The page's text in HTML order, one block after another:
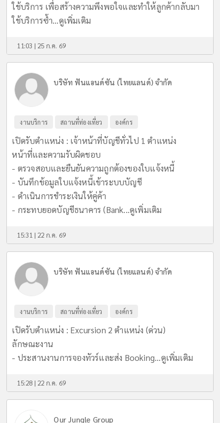
ใช้บริการ เพื่อสร้างความพึงพอใจและทำให้ลูกค้ากลับมา
ใช้บริการซ้ำ...ดูเพิ่มเติม
11:03 | 25 ก.ค. 69
บริษัท ฟันแอนด์ซัน (ไทยแลนด์) จำกัด
งานบริการ สถานที่ท่องเที่ยว องค์กร
เปิดรับตำแหน่ง : เจ้าหน้าที่บัญชีทั่วไป 1 ตำแหน่ง
หน้าที่และความรับผิดชอบ
- ตรวจสอบและยืนยันความถูกต้องของใบแจ้งหนี้
- บันทึกข้อมูลใบแจ้งหนี้เข้าระบบบัญชี
- ดำเนินการชำระเงินให้คู่ค้า
- กระทบยอดบัญชีธนาคาร (Bank...ดูเพิ่มเติม
15:31 | 22 ก.ค. 69
บริษัท ฟันแอนด์ซัน (ไทยแลนด์) จำกัด
งานบริการ สถานที่ท่องเที่ยว องค์กร
เปิดรับตำแหน่ง : Excursion 2 ตำแหน่ง (ด่วน)
ลักษณะงาน
- ประสานงานการจองทัวร์และส่ง Booking...ดูเพิ่มเติม
15:28 | 22 ก.ค. 69
Our Jungle Group